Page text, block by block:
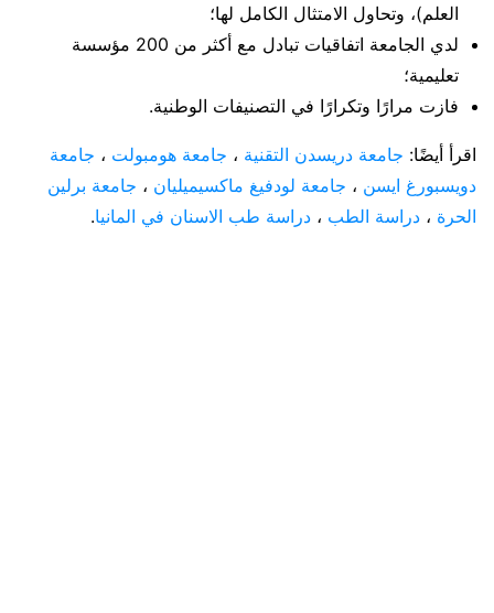
العلم)، وتحاول الامتثال الكامل لها؛
لدي الجامعة اتفاقيات تبادل مع أكثر من 200 مؤسسة
تعليمية؛
فازت مرارًا وتكرارًا في التصنيفات الوطنية.
اقرأ أيضًا: جامعة دريسدن التقنية ، جامعة هومبولت ، جامعة
دويسبورغ ايسن ، جامعة لودفيغ ماكسيميليان ، جامعة برلين
الحرة ، دراسة الطب ، دراسة طب الاسنان في المانيا.